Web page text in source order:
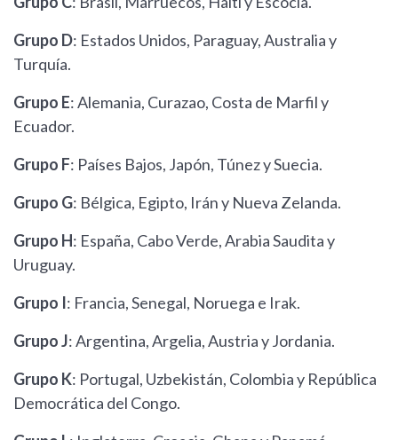
Grupo D: Estados Unidos, Paraguay, Australia y
Turquía.
Grupo E: Alemania, Curazao, Costa de Marfil y
Ecuador.
Grupo F: Países Bajos, Japón, Túnez y Suecia.
Grupo G: Bélgica, Egipto, Irán y Nueva Zelanda.
Grupo H: España, Cabo Verde, Arabia Saudita y
Uruguay.
Grupo I: Francia, Senegal, Noruega e Irak.
Grupo J: Argentina, Argelia, Austria y Jordania.
Grupo K: Portugal, Uzbekistán, Colombia y República
Democrática del Congo.